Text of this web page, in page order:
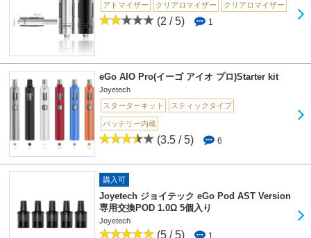
アトマイザー
クリアロマイザー クリアロマイザー
(2 / 5) 1
eGo AIO Pro(イーゴ アイオ プロ)Starter kit
Joyetech
スターターキット
スティックタイプ
バッテリー内蔵
(3.5 / 5) 6
購入可
Joyetech ジョイテック eGo Pod AST Version
専用交換POD 1.0Ω 5個入り
Joyetech
(5 / 5) 1